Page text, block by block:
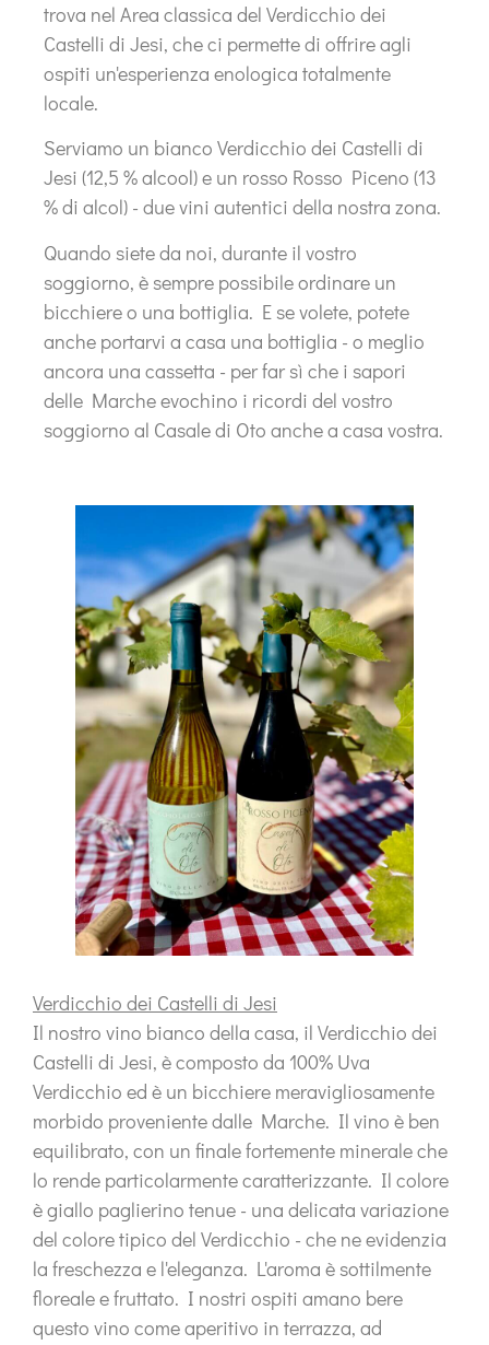
trova nel Area classica del Verdicchio dei
Castelli di Jesi, che ci permette di offrire agli
ospiti un'esperienza enologica totalmente
locale.
Serviamo un bianco Verdicchio dei Castelli di
Jesi (12,5 % alcool) e un rosso Rosso Piceno (13
% di alcol) - due vini autentici della nostra zona.
Quando siete da noi, durante il vostro
soggiorno, è sempre possibile ordinare un
bicchiere o una bottiglia. E se volete, potete
anche portarvi a casa una bottiglia - o meglio
ancora una cassetta - per far sì che i sapori
delle Marche evochino i ricordi del vostro
soggiorno al Casale di Oto anche a casa vostra.
Verdicchio dei Castelli di Jesi
Il nostro vino bianco della casa, il Verdicchio dei
Castelli di Jesi, è composto da 100% Uva
Verdicchio ed è un bicchiere meravigliosamente
morbido proveniente dalle Marche. Il vino è ben
equilibrato, con un finale fortemente minerale che
lo rende particolarmente caratterizzante. Il colore
è giallo paglierino tenue - una delicata variazione
del colore tipico del Verdicchio - che ne evidenzia
la freschezza e l'eleganza. L'aroma è sottilmente
floreale e fruttato. I nostri ospiti amano bere
questo vino come aperitivo in terrazza, ad